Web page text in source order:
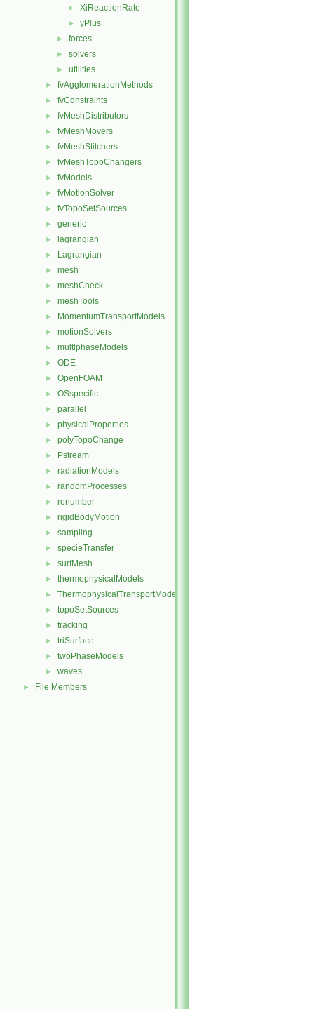
► XiReactionRate
► yPlus
► forces
► solvers
► utilities
► fvAgglomerationMethods
► fvConstraints
► fvMeshDistributors
► fvMeshMovers
► fvMeshStitchers
► fvMeshTopoChangers
► fvModels
► fvMotionSolver
► fvTopoSetSources
► generic
► lagrangian
► Lagrangian
► mesh
► meshCheck
► meshTools
► MomentumTransportModels
► motionSolvers
► multiphaseModels
► ODE
► OpenFOAM
► OSspecific
► parallel
► physicalProperties
► polyTopoChange
► Pstream
► radiationModels
► randomProcesses
► renumber
► rigidBodyMotion
► sampling
► specieTransfer
► surfMesh
► thermophysicalModels
► ThermophysicalTransportModels
► topoSetSources
► tracking
► triSurface
► twoPhaseModels
► waves
► File Members